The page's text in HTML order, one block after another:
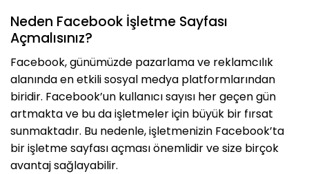
Neden Facebook İşletme Sayfası
Açmalısınız?
Facebook, günümüzde pazarlama ve reklamcılık
alanında en etkili sosyal medya platformlarından
biridir. Facebook’un kullanıcı sayısı her geçen gün
artmakta ve bu da işletmeler için büyük bir fırsat
sunmaktadır. Bu nedenle, işletmenizin Facebook’ta
bir işletme sayfası açması önemlidir ve size birçok
avantaj sağlayabilir.